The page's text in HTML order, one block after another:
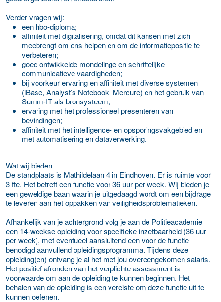
Verder vragen wij:
een hbo-diploma;
affiniteit met digitalisering, omdat dit kansen met zich
meebrengt om ons helpen en om de informatiepositie te
verbeteren;
goed ontwikkelde mondelinge en schriftelijke
communicatieve vaardigheden;
bij voorkeur ervaring en affiniteit met diverse systemen
(iBase, Analyst’s Notebook, Mercure) en het gebruik van
Summ-IT als bronsysteem;
ervaring met het professioneel presenteren van
bevindingen;
affiniteit met het intelligence- en opsporingsvakgebied en
met automatisering en dataverwerking.
Wat wij bieden
De standplaats is Mathildelaan 4 in Eindhoven. Er is ruimte voor
3 fte. Het betreft een functie voor 36 uur per week. Wij bieden je
een geweldige baan waarin je uitgedaagd wordt om een bijdrage
te leveren aan het oppakken van veiligheidsproblematieken.
Afhankelijk van je achtergrond volg je aan de Politieacademie
een 14-weekse opleiding voor specifieke inzetbaarheid (36 uur
per week), met eventueel aansluitend een voor de functie
benodigd aanvullend opleidingsprogramma. Tijdens deze
opleiding(en) ontvang je al het met jou overeengekomen salaris.
Het positief afronden van het verplichte assessment is
voorwaarde om aan de opleiding te kunnen beginnen. Het
behalen van de opleiding is een vereiste om deze functie uit te
kunnen oefenen.